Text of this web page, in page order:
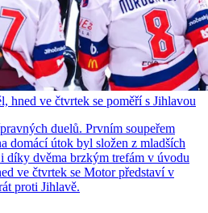
hned ve čtvrtek se poměří s Jihlavou
duelů. Prvním soupeřem
domácí útok byl složen z mladších
díky dvěma brzkým trefám v úvodu
ve čtvrtek se Motor představí v
proti Jihlavě.